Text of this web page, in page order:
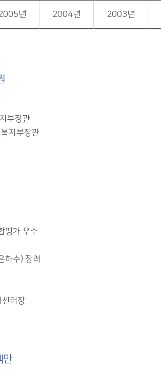
년 2004년 2003년
부장관
지부장관
평가 우수
하수) 장려
센터장
만